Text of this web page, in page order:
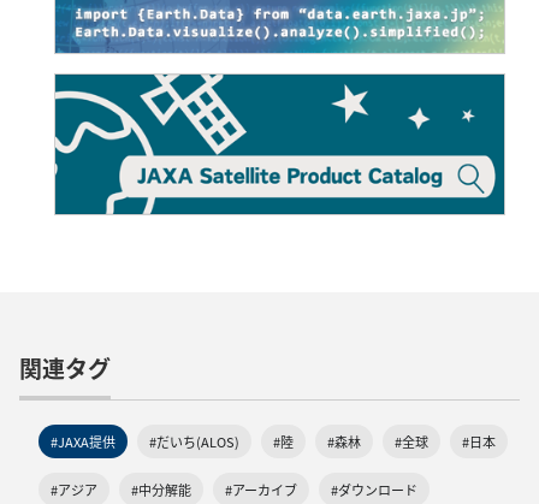
関連タグ
#JAXA提供 #だいち(ALOS) #陸 #森林 #全球 #日本
#アジア #中分解能 #アーカイブ #ダウンロード